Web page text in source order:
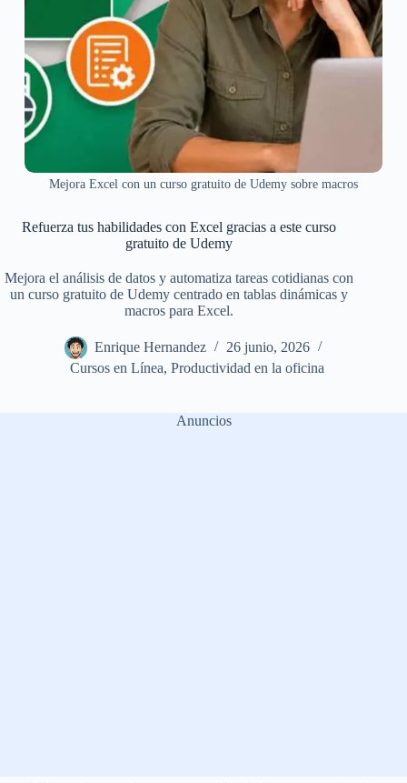
Mejora Excel con un curso gratuito de Udemy sobre macros
Refuerza tus habilidades con Excel gracias a este curso
gratuito de Udemy
Mejora el análisis de datos y automatiza tareas cotidianas con
un curso gratuito de Udemy centrado en tablas dinámicas y
macros para Excel.
Enrique Hernandez
26 junio, 2026
Cursos en Línea,Productividad en la oficina
Anuncios